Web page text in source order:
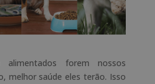
forem nossos
melhor saúde eles terão. Isso